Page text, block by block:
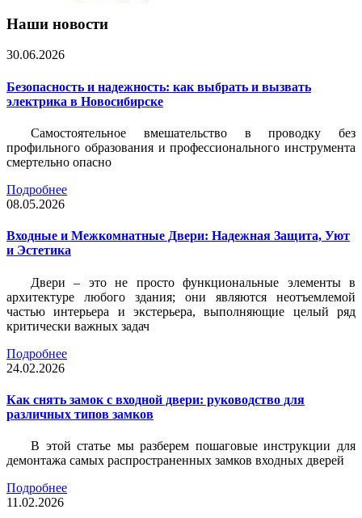
Наши новости
30.06.2026
Безопасность и надежность: как выбрать и вызвать
электрика в Новосибирске
Самостоятельное вмешательство в проводку без
профильного образования и профессионального инструмента
смертельно опасно
Подробнее
08.05.2026
Входные и Межкомнатные Двери: Надежная Защита, Уют
и Эстетика
Двери – это не просто функциональные элементы в
архитектуре любого здания; они являются неотъемлемой
частью интерьера и экстерьера, выполняющие целый ряд
критически важных задач
Подробнее
24.02.2026
Как снять замок с входной двери: руководство для
различных типов замков
В этой статье мы разберем пошаговые инструкции для
демонтажа самых распространенных замков входных дверей
Подробнее
11.02.2026